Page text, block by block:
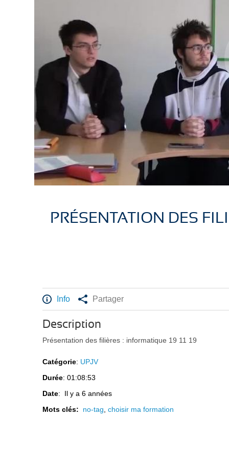
PRÉSENTATION DES
Info Partager
Description
Présentation des filières : informatique 19 11 19
Catégorie: UPJV
Durée: 01:08:53
Date: Il y a 6 années
Mots clés: no-tag ,choisir ma formation